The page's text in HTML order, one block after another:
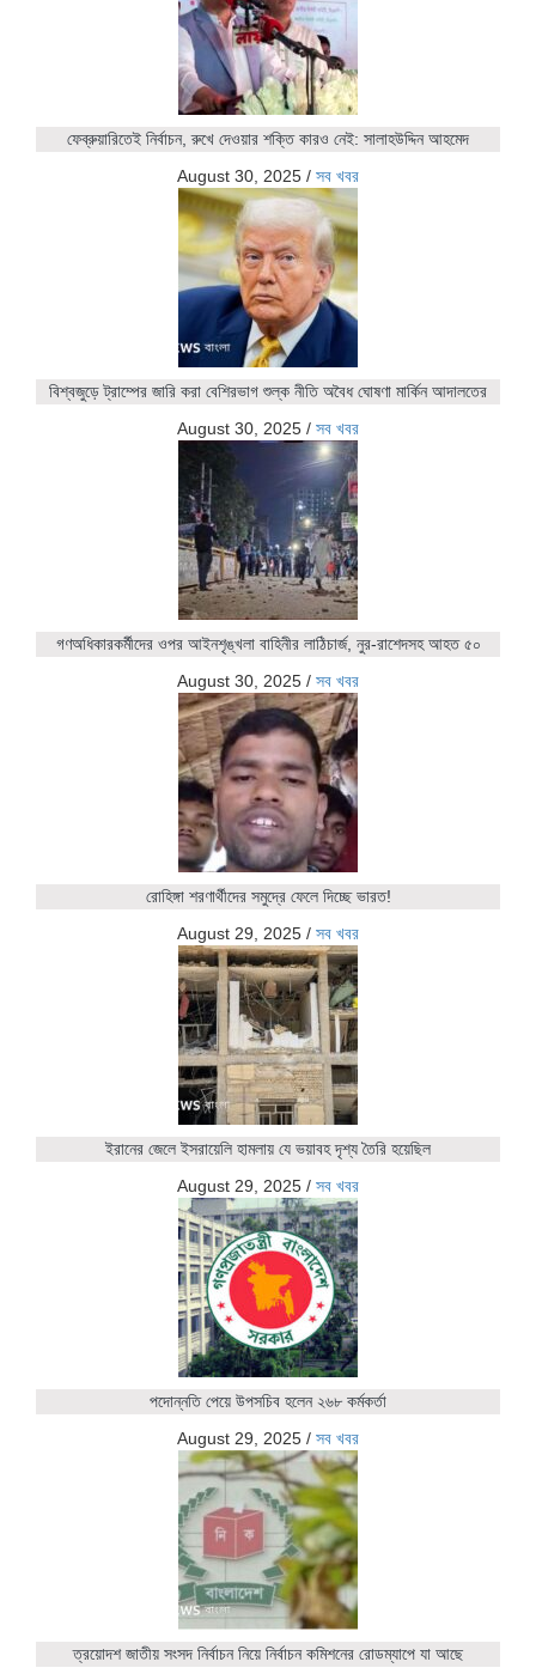
ফেব্রুয়ারিতেই নির্বাচন, রুখে দেওয়ার শক্তি কারও নেই: সালাহউদ্দিন আহমেদ
August 30, 2025 / সব খবর
বিশ্বজুড়ে ট্রাম্পের জারি করা বেশিরভাগ শুল্ক নীতি অবৈধ ঘোষণা মার্কিন আদালতের
August 30, 2025 / সব খবর
গণঅধিকারকর্মীদের ওপর আইনশৃঙ্খলা বাহিনীর লাঠিচার্জ, নুর-রাশেদসহ আহত ৫০
August 30, 2025 / সব খবর
রোহিঙ্গা শরণার্থীদের সমুদ্রে ফেলে দিচ্ছে ভারত!
August 29, 2025 / সব খবর
ইরানের জেলে ইসরায়েলি হামলায় যে ভয়াবহ দৃশ্য তৈরি হয়েছিল
August 29, 2025 / সব খবর
পদোন্নতি পেয়ে উপসচিব হলেন ২৬৮ কর্মকর্তা
August 29, 2025 / সব খবর
ত্রয়োদশ জাতীয় সংসদ নির্বাচন নিয়ে নির্বাচন কমিশনের রোডম্যাপে যা আছে